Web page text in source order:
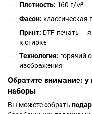
Плотность: 160 г/м² —
Фасон: классическая
Принт: DTF-печать —
к стирке
Технология: горячий
изображения
Обратите внимание:
наборы
Вы можете собрать